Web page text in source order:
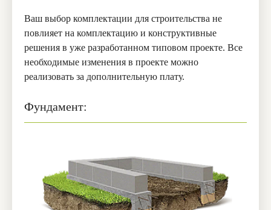
Ваш выбор комплектации для строительства не
повлияет на комплектацию и конструктивные
решения в уже разработанном типовом проекте. Все
необходимые изменения в проекте можно
реализовать за дополнительную плату.
Фундамент: